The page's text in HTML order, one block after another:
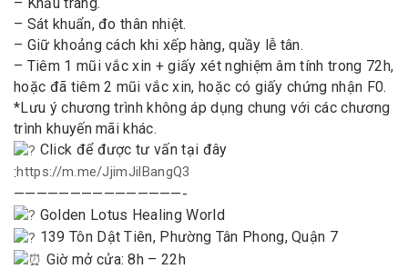
– Sát khuẩn, đo thân nhiệt.
– Giữ khoảng cách khi xếp hàng, quầy lễ tân.
– Tiêm 1 mũi vắc xin + giấy xét nghiệm âm tính trong 72h,
hoặc đã tiêm 2 mũi vắc xin, hoặc có giấy chứng nhận F0.
*Lưu ý chương trình không áp dụng chung với các chương
trình khuyến mãi khác.
Click để được tư vấn tại đây
:https://m.me/JjimJilBangQ3
———————————————-
Golden Lotus Healing World
139 Tôn Dật Tiên, Phường Tân Phong, Quận 7
Giờ mở cửa: 8h – 22h